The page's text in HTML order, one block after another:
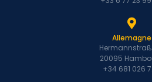
Allemagne
20095
+34 681 026